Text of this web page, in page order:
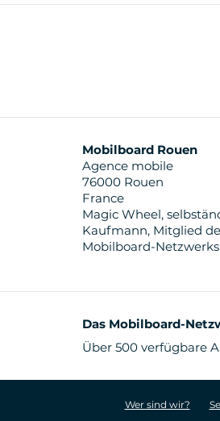
Mobilboard Rouen
Agence mobile
76000 Rouen
France
Magic Wheel,
Kaufmann, Mitglied
Mobilboard-Netzwerks
Das Mobilboard-
Über 500 verfügbare
Wer sind wir?